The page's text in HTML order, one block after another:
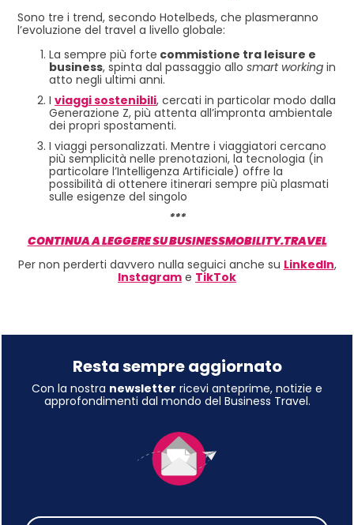
Sono tre i trend, secondo Hotelbeds, che plasmeranno
l’evoluzione del travel a livello globale:
La sempre più forte commistione tra leisure e
business, spinta dal passaggio allo smart working in
atto negli ultimi anni.
I viaggi sostenibili, cercati in particolar modo dalla
Generazione Z, più attenta all’impronta ambientale
dei propri spostamenti.
I viaggi personalizzati. Mentre i viaggiatori cercano
più semplicità nelle prenotazioni, la tecnologia (in
particolare l’Intelligenza Artificiale) offre la
possibilità di ottenere itinerari sempre più plasmati
sulle esigenze del singolo
***
CONTINUA A LEGGERE SU BUSINESSMOBILITY.TRAVEL
Per non perderti davvero nulla seguici anche su LinkedIn,
Instagram e TikTok
Resta sempre aggiornato
Con la nostra newsletter ricevi anteprime, notizie e
approfondimenti dal mondo del Business Travel.